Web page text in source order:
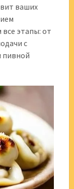
ваших
этапы: от
с
пивной